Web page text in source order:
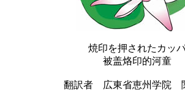
焼印を押されたカッ
被盖烙印的河童
翻訳者 広東省恵州学院